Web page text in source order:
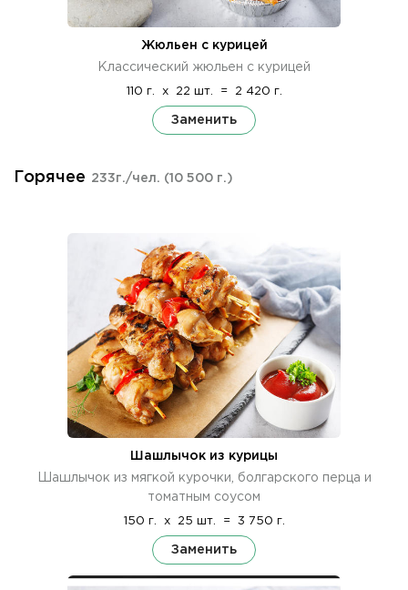
Жюльен с курицей
Классический жюльен с курицей
110 г. x 22 шт. = 2 420 г.
Заменить
Горячее 233г./чел. (10 500 г.)
Шашлычок из курицы
Шашлычок из мягкой курочки, болгарского перца и
томатным соусом
150 г. x 25 шт. = 3 750 г.
Заменить